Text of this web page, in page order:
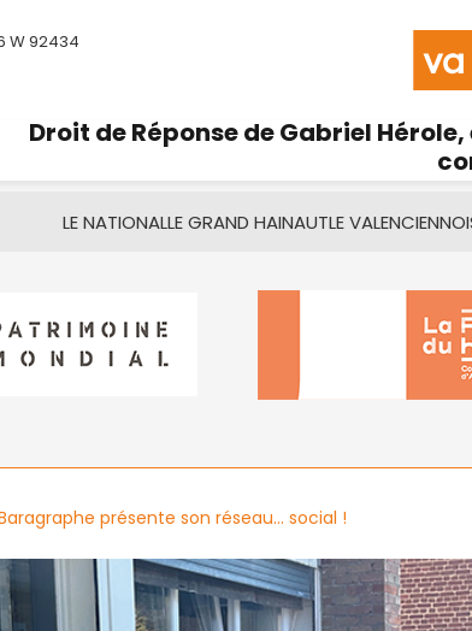
W 92434
Droit de Réponse de Gabriel
LE NATIONALLE GRAND HAINAUTLE
présente son réseau… social !